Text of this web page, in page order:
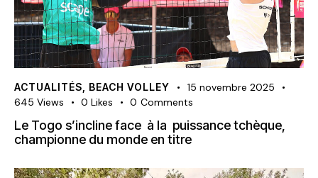
ACTUALITÉS BEACH VOLLEY
15 novembre 2025
645 Views 0 Likes 0 Comments
Le Togo s’incline face à la puissance tchèque,
championne du monde en titre